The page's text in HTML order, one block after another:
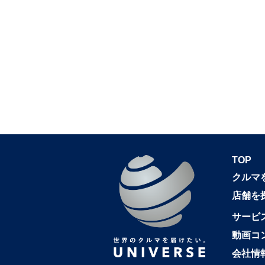
TOP
クルマ
店舗を
サービ
動画コ
会社情